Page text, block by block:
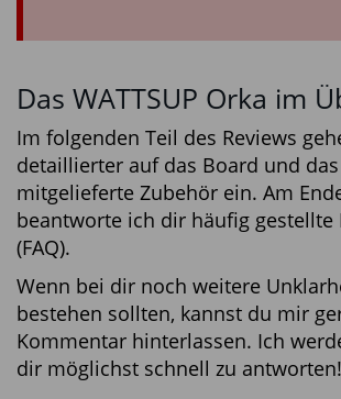
Das WATTSUP Orka im
Im folgenden Teil des Reviews
detaillierter auf das Board und das
mitgelieferte Zubehör ein. Am
beantworte ich dir häufig gestellte
(FAQ).
Wenn bei dir noch weitere
bestehen sollten, kannst du mir
Kommentar hinterlassen. Ich
dir möglichst schnell zu antworten!